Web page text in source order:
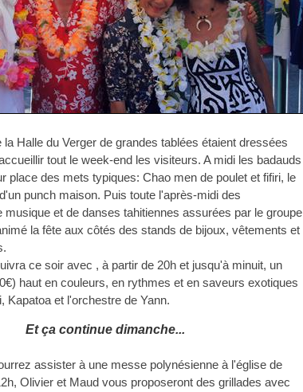
la Halle du Verger de grandes tablées étaient dressées
tout le week-end les visiteurs. A midi les badauds
place des mets typiques: Chao men de poulet et fifiri, le
punch maison. Puis toute l'après-midi des
musique et de danses tahitiennes assurées par le groupe
la fête aux côtés des stands de bijoux, vêtements et
ce soir avec , à partir de 20h et jusqu'à minuit, un
haut en couleurs, en rythmes et en saveurs exotiques
Kapatoa et l'orchestre de Yann.
Et ça continue dimanche...
assister à une messe polynésienne à l'église de
Olivier et Maud vous proposeront des grillades avec